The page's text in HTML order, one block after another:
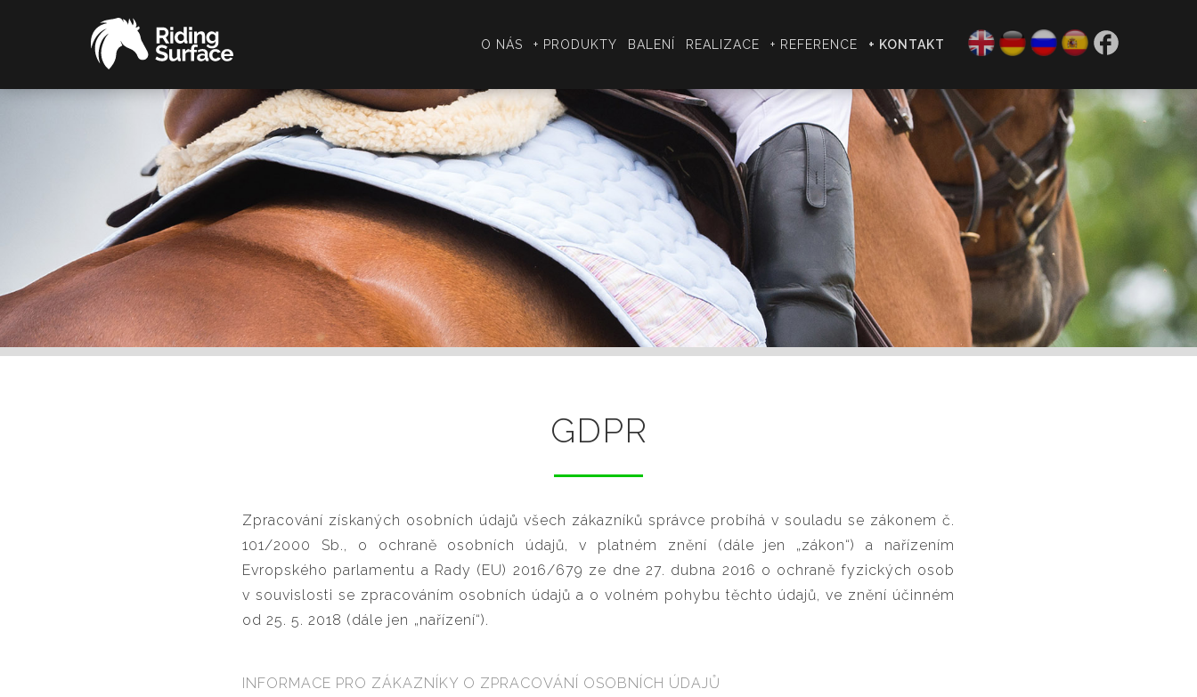
O NÁS + PRODUKTY BALENÍ REALIZACE + REFERENCE + KONTAKT
GDPR
Zpracování získaných osobních údajů všech zákazníků správce probíhá v souladu se zákonem č.
101/2000 Sb., o ochraně osobních údajů, v platném znění (dále jen „zákon“) a nařízením
Evropského parlamentu a Rady (EU) 2016/679 ze dne 27. dubna 2016 o ochraně fyzických osob
v souvislosti se zpracováním osobních údajů a o volném pohybu těchto údajů, ve znění účinném
od 25. 5. 2018 (dále jen „nařízení“).
INFORMACE PRO ZÁKAZNÍKY O ZPRACOVÁNÍ OSOBNÍCH ÚDAJŮ